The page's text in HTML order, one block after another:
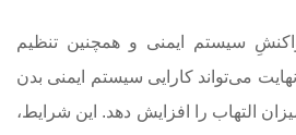
سیستم ایمنی و همچنین تنظیم
نهایت می‌تواند کارایی سیستم ایمنی بدن
التهاب را افزایش دهد. این شرایط،